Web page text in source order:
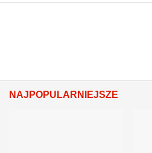
NAJPOPULARNIEJSZE